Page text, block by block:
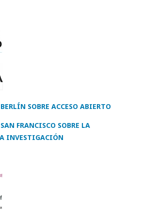
SOBRE ACCESO ABIERTO
FRANCISCO SOBRE LA
INVESTIGACIÓN